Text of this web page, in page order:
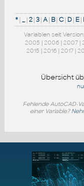
*|_|2|3|A| B|C| D| E|
Variablen seit Version:
2005 | 2006| 2007|
2015 | 2016| 2017|
Übersicht
Fehlende AutoCAD-
einer Variable?